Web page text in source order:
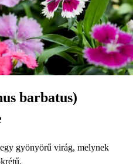
barbatus)
gyönyörű virág, melynek